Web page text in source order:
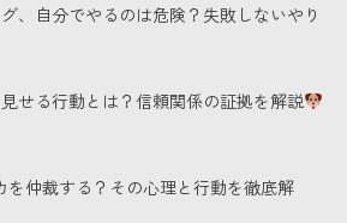
、自分でやるのは危険？失敗しないやり
せる行動とは？信頼関係の証拠を解説
を仲裁する？その心理と行動を徹底解